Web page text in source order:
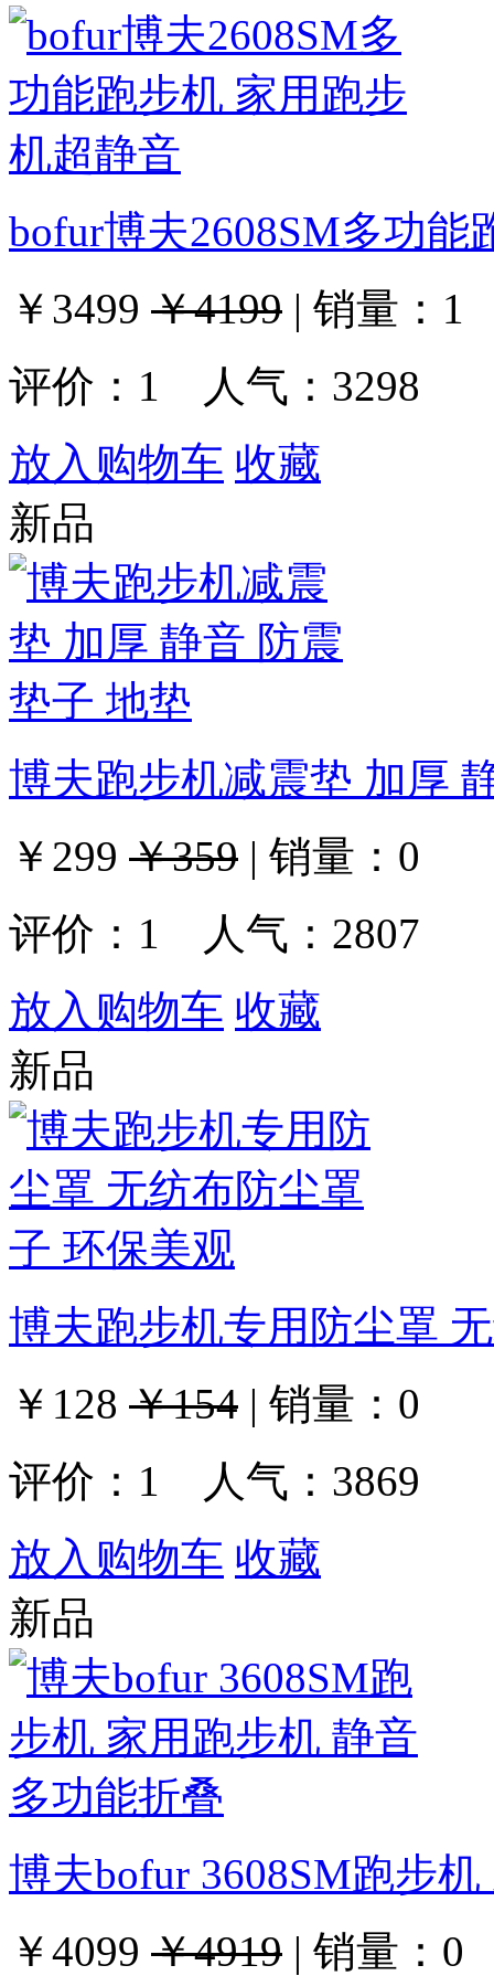
bofur博夫2608SM多功
￥3499 ￥4199 | 销量： 1
评价： 1 人气：3298
放入购物车 收藏
新品
博夫跑步机减震垫 加厚
￥299 ￥359 | 销量： 0
评价： 1 人气：2807
放入购物车 收藏
新品
博夫跑步机专用防尘罩
￥128 ￥154 | 销量： 0
评价： 1 人气：3869
放入购物车 收藏
新品
博夫bofur 3608SM跑步
￥4099 ￥4919 | 销量： 0